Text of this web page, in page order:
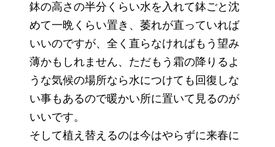
鉢の高さの半分くらい水を入れて鉢ごと沈
めて一晩くらい置き、萎れが直っていれば
いいのですが、全く直らなければもう望み
薄かもしれません、ただもう霜の降りるよ
うな気候の場所なら水につけても回復しな
い事もあるので暖かい所に置いて見るのが
いいです。
そして植え替えるのは今はやらずに来春に